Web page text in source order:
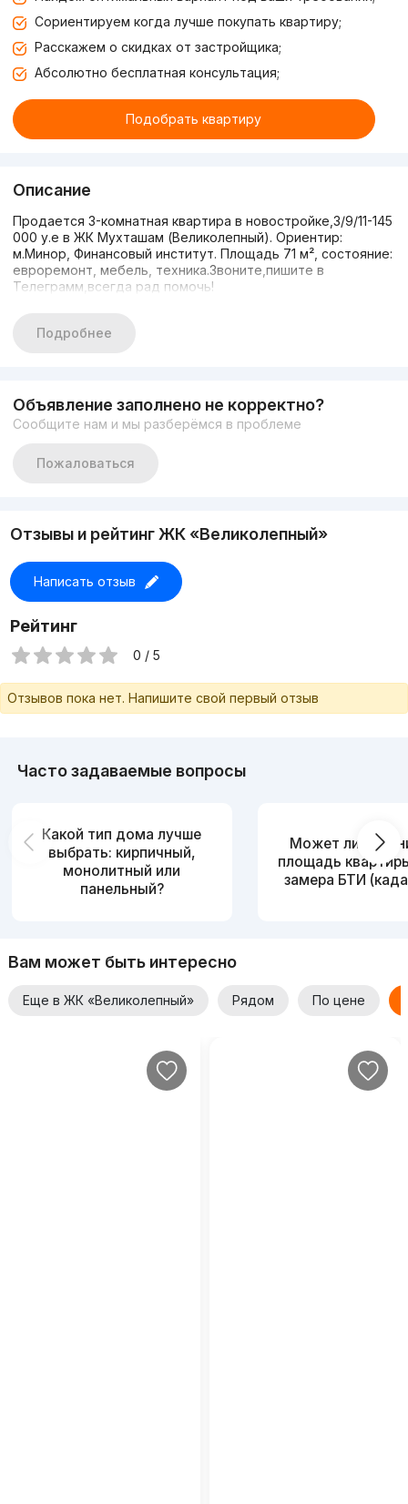
Сориентируем когда лучше покупать квартиру;
Расскажем о скидках от застройщика;
Абсолютно бесплатная консультация;
Подобрать квартиру
Описание
Продается 3-комнатная квартира в новостройке,3/9/11-145
000 у.е в ЖК Мухташам (Великолепный). Ориентир:
м.Минор, Финансовый институт. Площадь 71 м², состояние:
евроремонт, мебель, техника.Звоните,пишите в
Телеграмм,всегда рад помочь!
Подробнее
Объявление заполнено не корректно?
Сообщите нам и мы разберёмся в проблеме
Пожаловаться
Отзывы и рейтинг ЖК «Великолепный»
Написать отзыв
Рейтинг
0 / 5
Отзывов пока нет. Напишите свой первый отзыв
Часто задаваемые вопросы
Какой тип дома лучше
выбрать: кирпичный,
монолитный или
панельный?
Может ли
площадь
замера БТИ
Вам может быть интересно
Еще в ЖК «Великолепный» Рядом По цене